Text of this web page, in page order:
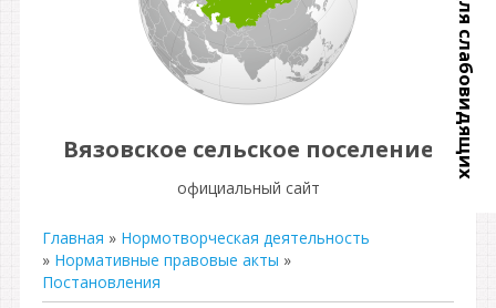
Вязовское сельское поселение
официальный сайт
Главная » Нормотворческая деятельность
» Нормативные правовые акты »
Постановления